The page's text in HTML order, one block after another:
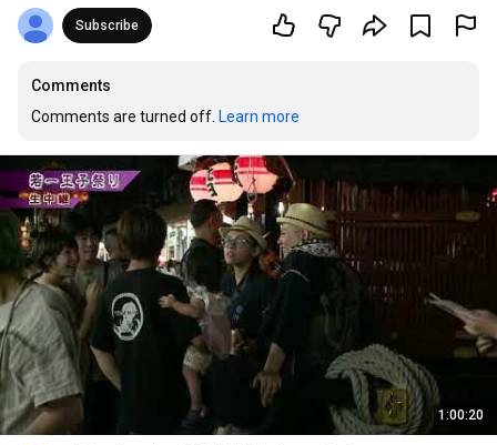
Subscribe
Comments
Comments are turned off. Learn more
1:00:20